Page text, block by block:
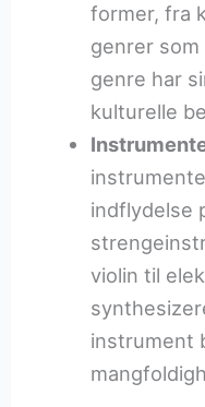
former, fra
genrer som
genre har
kulturelle
indflydelse
violin til
instrument